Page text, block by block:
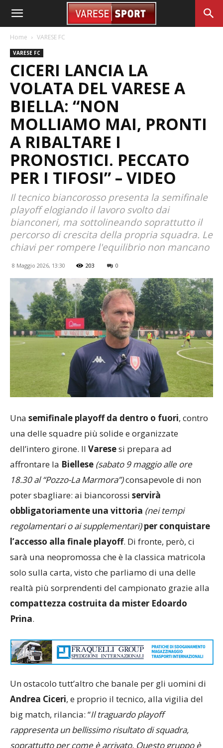
Home VARESE FC
VARESE FC
CICERI LANCIA LA
VOLATA DEL VARESE A
BIELLA: “NON
MOLLIAMO MAI, PRONTI
A RIBALTARE I
PRONOSTICI. PECCATO
PER I TIFOSI” – VIDEO
Il tecnico biancorosso presenta la semifinale
playoff elogiando il lavoro svolto dai
bianconeri, ma sottolineando soprattutto il
percorso di crescita della propria squadra. Le
chiavi per rompere l'equilibrio non mancano
8 Maggio 2026, 13:30 203 0
Una semifinale playoff da dentro o fuori, contro
una delle squadre più solide e organizzate
dell’intero girone. Il Varesesi prepara ad
affrontare la Biellese (sabato 9 maggio alle ore
18.30 al “Pozzo-La Marmora”)consapevole di non
poter sbagliare: ai biancorossi servirà
obbligatoriamente una vittoria (nei tempi
regolamentari o ai supplementari) per conquistare
l’accesso alla finale playoff. Di fronte, però, ci
sarà una neopromossa che è la classica matricola
solo sulla carta, visto che parliamo di una delle
realtà più sorprendenti del campionato grazie alla
compattezza costruita da mister Edoardo
Prina.
Un ostacolo tutt’altro che banale per gli uomini di
, e proprio il tecnico, alla vigilia del
big match, rilancia: “
Il traguardo playoff
rappresenta un bellissimo risultato di squadra,